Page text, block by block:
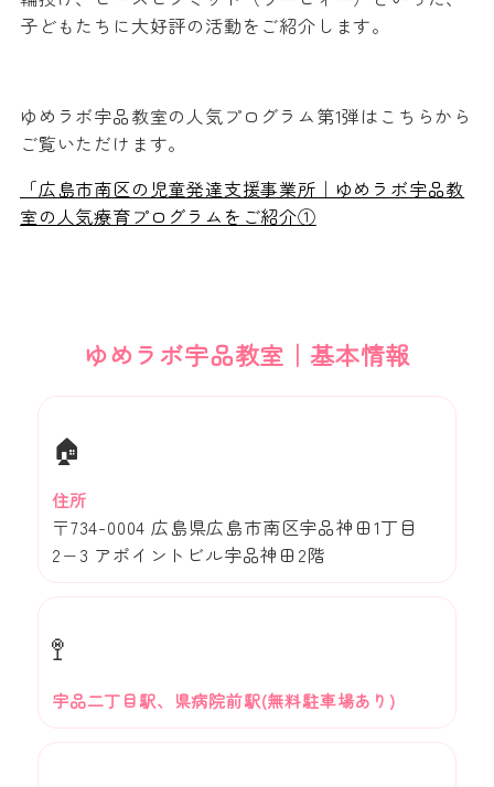
子どもたちに大好評の活動をご紹介します。
ゆめラボ宇品教室の人気プログラム第1弾はこちらから
ご覧いただけます。
「広島市南区の児童発達支援事業所｜ゆめラボ宇品教
室の人気療育プログラムをご紹介①
ゆめラボ宇品教室｜基本情報
🏠
住所
〒734-0004 広島県広島市南区宇品神田1丁目
2−3 アポイントビル宇品神田2階
🚏
宇品二丁目駅、県病院前駅(無料駐車場あり)